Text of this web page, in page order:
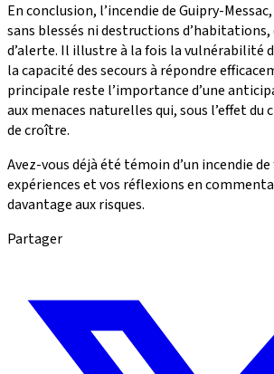
En conclusion, l’incendie de Guipry-
sans blessés ni destructions
d’alerte. Il illustre à la fois la vulnérabilité
la capacité des secours à répondre
principale reste l’importance d’une
aux menaces naturelles qui, sous l’effet
de croître.
Avez-vous déjà été témoin d’un incendie
expériences et vos réflexions en
davantage aux risques.
Partager